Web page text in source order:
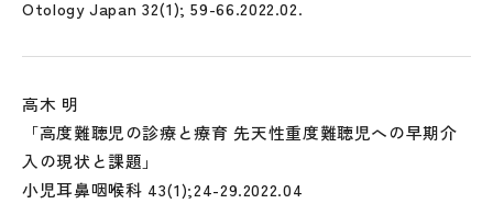
Otology Japan 32(1); 59-66.2022.02.
高木 明
「高度難聴児の診療と療育 先天性重度難聴児への早期介
入の現状と課題」
小児耳鼻咽喉科 43(1);24-29.2022.04